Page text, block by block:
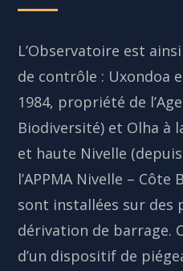
L’Observatoire est
de contrôle : Uxondoa
1984, propriété de
Biodiversité) et Olha à
et haute Nivelle
l’APPMA Nivelle – Côte
sont installées sur des
dérivation de barrage.
d’un dispositif de